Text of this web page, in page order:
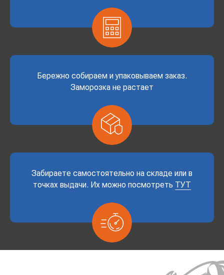
Бережно собираем и упаковываем заказ.
Заморозка не растает
Забираете самостоятельно на складе или в
точках выдачи. Их можно посмотреть ТУТ